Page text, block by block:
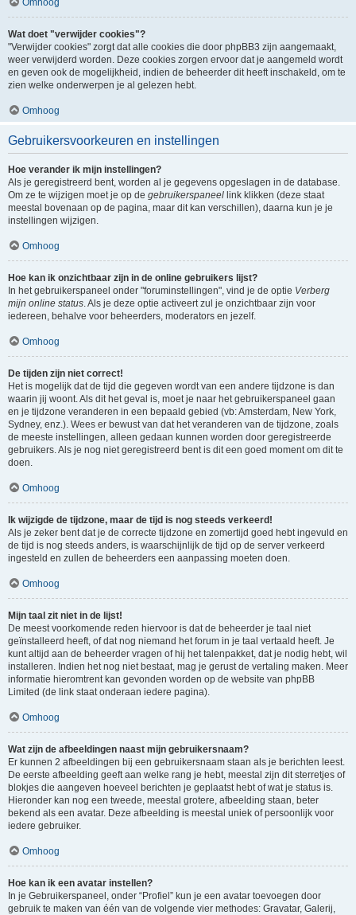
Omhoog
Wat doet "verwijder cookies"?
"Verwijder cookies" zorgt dat alle cookies die door phpBB3 zijn aangemaakt,
weer verwijderd worden. Deze cookies zorgen ervoor dat je aangemeld wordt
en geven ook de mogelijkheid, indien de beheerder dit heeft inschakeld, om te
zien welke onderwerpen je al gelezen hebt.
Omhoog
Gebruikersvoorkeuren en instellingen
Hoe verander ik mijn instellingen?
Als je geregistreerd bent, worden al je gegevens opgeslagen in de database.
Om ze te wijzigen moet je op de gebruikerspaneel link klikken (deze staat
meestal bovenaan op de pagina, maar dit kan verschillen), daarna kun je je
instellingen wijzigen.
Omhoog
Hoe kan ik onzichtbaar zijn in de online gebruikers lijst?
In het gebruikerspaneel onder "foruminstellingen", vind je de optie Verberg
mijn online status. Als je deze optie activeert zul je onzichtbaar zijn voor
iedereen, behalve voor beheerders, moderators en jezelf.
Omhoog
De tijden zijn niet correct!
Het is mogelijk dat de tijd die gegeven wordt van een andere tijdzone is dan
waarin jij woont. Als dit het geval is, moet je naar het gebruikerspaneel gaan
en je tijdzone veranderen in een bepaald gebied (vb: Amsterdam, New York,
Sydney, enz.). Wees er bewust van dat het veranderen van de tijdzone, zoals
de meeste instellingen, alleen gedaan kunnen worden door geregistreerde
gebruikers. Als je nog niet geregistreerd bent is dit een goed moment om dit te
doen.
Omhoog
Ik wijzigde de tijdzone, maar de tijd is nog steeds verkeerd!
Als je zeker bent dat je de correcte tijdzone en zomertijd goed hebt ingevuld en
de tijd is nog steeds anders, is waarschijnlijk de tijd op de server verkeerd
ingesteld en zullen de beheerders een aanpassing moeten doen.
Omhoog
Mijn taal zit niet in de lijst!
De meest voorkomende reden hiervoor is dat de beheerder je taal niet
geïnstalleerd heeft, of dat nog niemand het forum in je taal vertaald heeft. Je
kunt altijd aan de beheerder vragen of hij het talenpakket, dat je nodig hebt, wil
installeren. Indien het nog niet bestaat, mag je gerust de vertaling maken. Meer
informatie hieromtrent kan gevonden worden op de website van phpBB
Limited (de link staat onderaan iedere pagina).
Omhoog
Wat zijn de afbeeldingen naast mijn gebruikersnaam?
Er kunnen 2 afbeeldingen bij een gebruikersnaam staan als je berichten leest.
De eerste afbeelding geeft aan welke rang je hebt, meestal zijn dit sterretjes of
blokjes die aangeven hoeveel berichten je geplaatst hebt of wat je status is.
Hieronder kan nog een tweede, meestal grotere, afbeelding staan, beter
bekend als een avatar. Deze afbeelding is meestal uniek of persoonlijk voor
iedere gebruiker.
Omhoog
Hoe kan ik een avatar instellen?
In je Gebruikerspaneel, onder “Profiel” kun je een avatar toevoegen door
gebruik te maken van één van de volgende vier methodes: Gravatar, Galerij,